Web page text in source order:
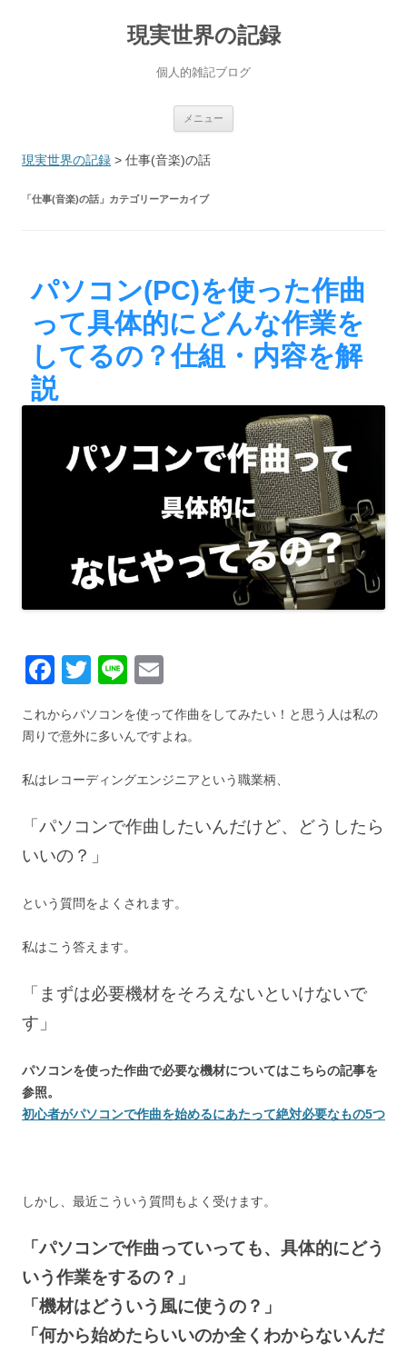
現実世界の記録
個人的雑記ブログ
メニュー
現実世界の記録 > 仕事(音楽)の話
「仕事(音楽)の話 」カテゴリーアーカイブ
パソコン(PC)を使った作曲
って具体的にどんな作業を
してるの？仕組・内容を解
説
F
c
b
o
o
k
T
tt
Li
e
ail
これからパソコンを使って作曲をしてみたい！と思う人は私の
周りで意外に多いんですよね。
私はレコーディングエンジニアという職業柄、
「パソコンで作曲したいんだけど、どうしたら
いいの？」
という質問をよくされます。
私はこう答えます。
「まずは必要機材をそろえないといけないで
す」
パソコンを使った作曲で必要な機材についてはこちらの記事を
参照。
初心者がパソコンで作曲を始めるにあたって絶対必要なもの5つ
しかし、最近こういう質問もよく受けます。
「パソコンで作曲っていっても、具体的にどう
いう作業をするの？」
「機材はどういう風に使うの？」
「何から始めたらいいのか全くわからないんだ